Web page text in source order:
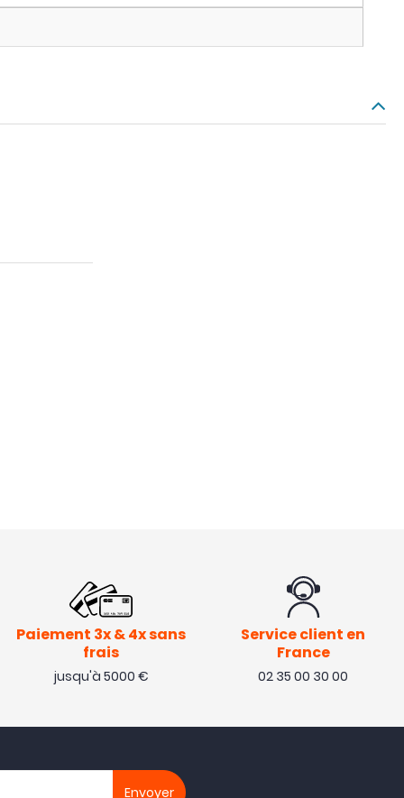
Paiement 3x & 4x sans
frais
jusqu'à 5000 €
Service client en
France
02 35 00 30 00